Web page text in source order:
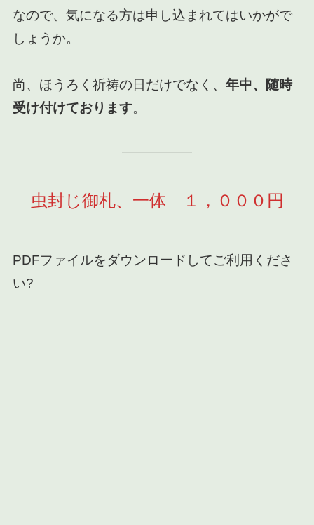
なので、気になる方は申し込まれてはいかがで
しょうか。
尚、ほうろく祈祷の日だけでなく、 年中、随時
受け付けております。
虫封じ御札、一体 １，０００円
PDFファイルをダウンロードしてご利用くださ
い?